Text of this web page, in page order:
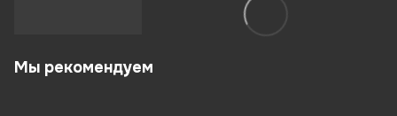
Мы рекомендуем